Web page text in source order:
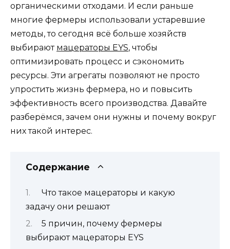
органическими отходами. И если раньше
многие фермеры использовали устаревшие
методы, то сегодня всё больше хозяйств
выбирают мацераторы EYS, чтобы
оптимизировать процесс и сэкономить
ресурсы. Эти агрегаты позволяют не просто
упростить жизнь фермера, но и повысить
эффективность всего производства. Давайте
разберёмся, зачем они нужны и почему вокруг
них такой интерес.
Содержание
Что такое мацераторы и какую
задачу они решают
5 причин, почему фермеры
выбирают мацераторы EYS